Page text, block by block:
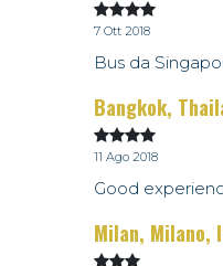
7 Ott 2018
Bus da
Bangkok,
11 Ago 2018
Good
Milan, Milano,